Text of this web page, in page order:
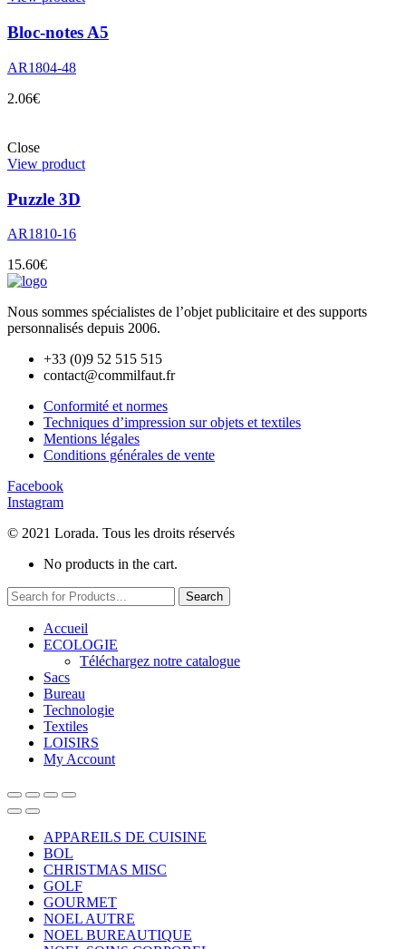
Bloc-notes A5
AR1804-48
2.06€
Close
View product
Puzzle 3D
AR1810-16
15.60€
Nous sommes spécialistes de l’objet publicitaire et des supports
personnalisés depuis 2006.
+33 (0)9 52 515 515
contact@commilfaut.fr
Conformité et normes
Techniques d’impression sur objets et textiles
Mentions légales
Conditions générales de vente
Facebook
Instagram
© 2021 Lorada. Tous les droits réservés
No products in the cart.
Search
Accueil
ECOLOGIE
Téléchargez notre catalogue
Sacs
Bureau
Technologie
Textiles
LOISIRS
My Account
APPAREILS DE CUISINE
BOL
CHRISTMAS MISC
GOLF
GOURMET
NOEL AUTRE
NOEL BUREAUTIQUE